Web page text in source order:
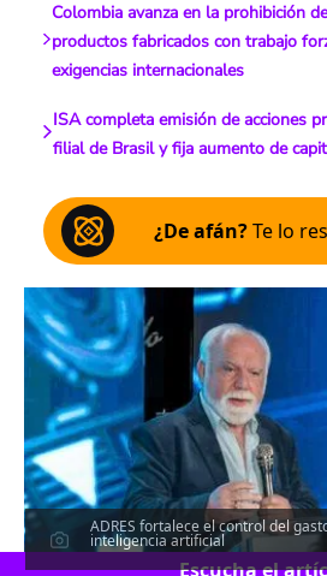
Colombia avanza en la prohibición
productos fabricados con trabajo
exigencias internacionales
ISA completa emisión de acciones
filial de Brasil y fija aumento de
¿De afán?Te lo
ADRES fortalece el control del
inteligencia artificial
Escucha el